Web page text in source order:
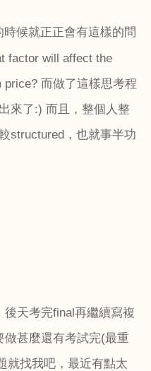
候就正正會有這樣的問
factor will affect the
price? 而做了這樣思考程
來了:) 而且，整個人整
structured，也就事半功
後天考完final再繼續寫複
做甚麼還有考試完(最重
就找我吧，最近有點太